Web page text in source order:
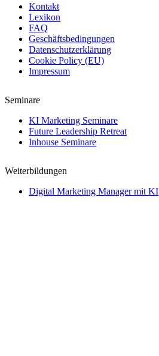
Kontakt
Lexikon
FAQ
Geschäftsbedingungen
Datenschutzerklärung
Cookie Policy (EU)
Impressum
Seminare
KI Marketing Seminare
Future Leadership Retreat
Inhouse Seminare
Weiterbildungen
Digital Marketing Manager mit KI